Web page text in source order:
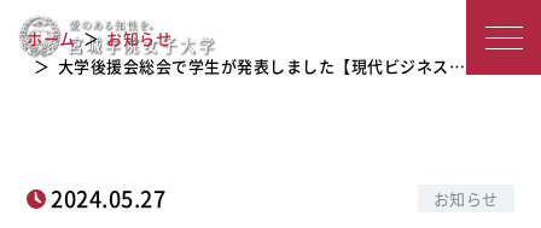
城
大学後援会総会で学生が発表しました
【現代ビジネス学科】
ホーム
お知らせ
大学後援会総会で学生が発表しました【現代ビジネス…
2024.05.27 お知らせ